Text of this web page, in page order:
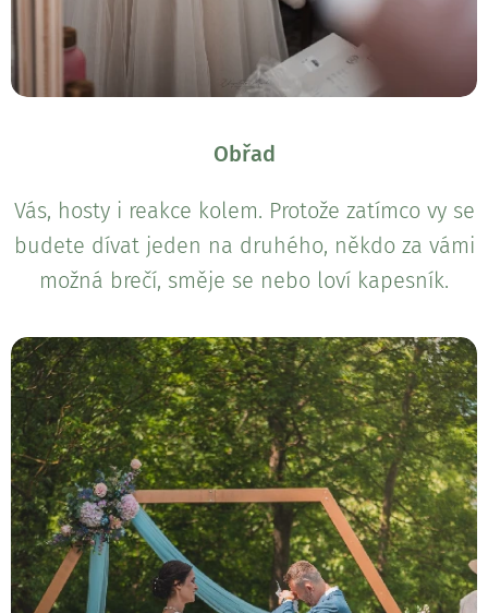
Obřad
Vás, hosty i reakce kolem. Protože zatímco vy se
budete dívat jeden na druhého, někdo za vámi
možná brečí, směje se nebo loví kapesník.